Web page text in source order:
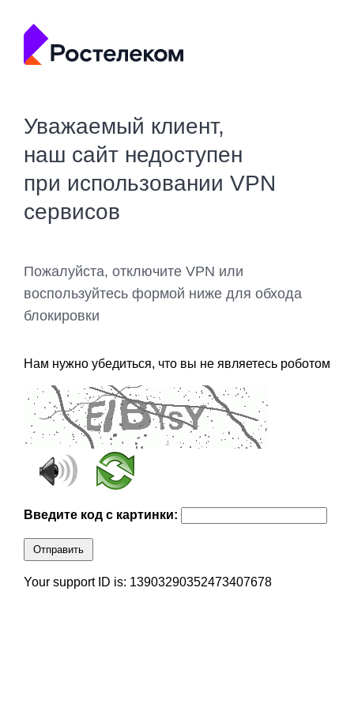
Уважаемый клиент,
наш сайт недоступен
при использовании VPN
сервисов
Пожалуйста, отключите VPN или
воспользуйтесь формой ниже для обхода
блокировки
Нам нужно убедиться, что вы не являетесь роботом
Введите код с картинки:
Отправить
Your support ID is: 13903290352473407678